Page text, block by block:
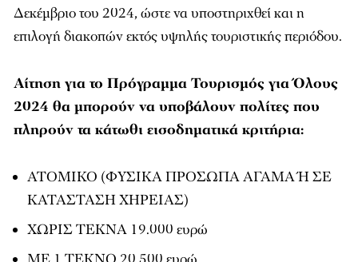
Δεκέμβριο του 2024, ώστε να υποστηριχθεί και η
επιλογή διακοπών εκτός υψηλής τουριστικής περιόδου.
Αίτηση για το Πρόγραμμα Τουρισμός για Όλους
2024 θα μπορούν να υποβάλουν πολίτες που
πληρούν τα κάτωθι εισοδηματικά κριτήρια:
ΑΤΟΜΙΚΟ (ΦΥΣΙΚΑ ΠΡΟΣΩΠΑ ΑΓΑΜΑ Ή ΣΕ
ΚΑΤΑΣΤΑΣΗ ΧΗΡΕΙΑΣ)
ΧΩΡΙΣ ΤΕΚΝΑ 19.000 ευρώ